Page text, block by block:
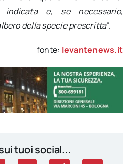
indicata e, se necessario,
della specie prescritta”.
fonte: levantenews.it
tuoi social...